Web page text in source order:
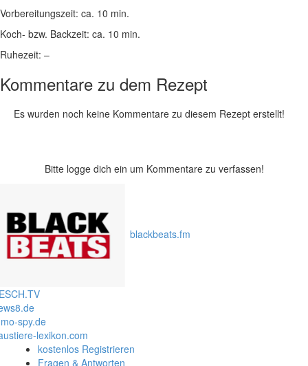
Vorbereitungszeit: ca. 10 min.
Koch- bzw. Backzeit: ca. 10 min.
Ruhezeit: –
Kommentare zu dem Rezept
Es wurden noch keine Kommentare zu diesem Rezept erstellt!
Bitte logge dich ein um Kommentare zu verfassen!
blackbeats.fm
spy.de
lexikon.com
kostenlos Registrieren
Fragen & Antworten